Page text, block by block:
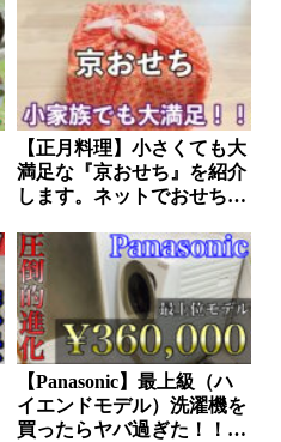
【正月料理】小さくても大
満足な『京おせち』を紹介
します。ネットでおせちを
【Panasonic】最上級（ハ
イエンドモデル）洗濯機を
買ったらヤバ過ぎた！！コ